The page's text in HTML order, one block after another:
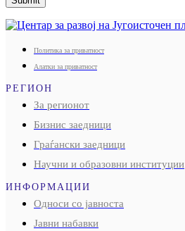
Политика за приватност
Алатки за приватност
РЕГИОН
За регионот
Бизнис заедници
Граѓански заедници
Научни и образовни институции
ИНФОРМАЦИИ
Односи со јавноста
Јавни набавки